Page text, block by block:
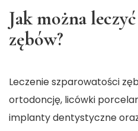
Jak można
zębów?
Leczenie szparowatości
ortodoncję, licówki
implanty dentystyczne